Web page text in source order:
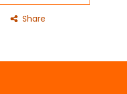
Share